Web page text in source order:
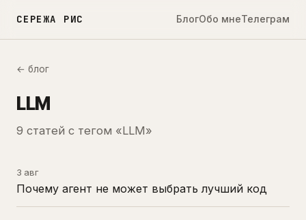
СЕРЕЖА РИС БлогОбо мнеТелеграм
← блог
LLM
9 статей с тегом «LLM»
3 авг
Почему агент не может выбрать лучший код